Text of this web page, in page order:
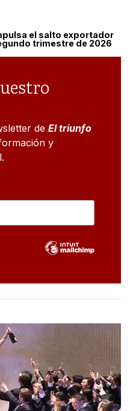
el salto exportador
trimestre de 2026
de El triunfo
y